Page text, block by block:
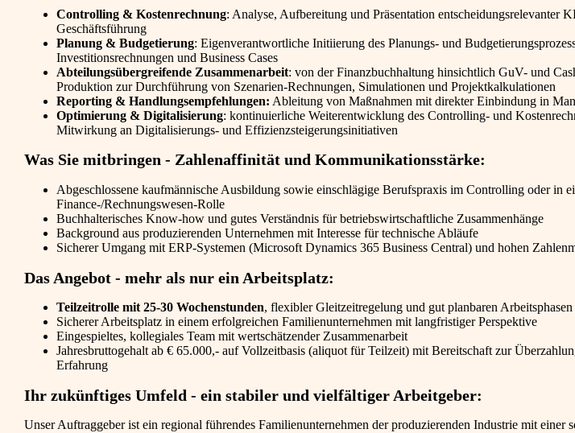
Controlling & Kostenrechnung: Analyse, Aufbereitung und Präsentation entscheidungsrelevanter
Geschäftsführung
Planung & Budgetierung: Eigenverantwortliche Initiierung des Planungs- und
Investitionsrechnungen und Business Cases
Abteilungsübergreifende Zusammenarbeit: von der Finanzbuchhaltung hinsichtlich GuV- und
Produktion zur Durchführung von Szenarien-Rechnungen, Simulationen und Projektkalkulationen
Reporting & Handlungsempfehlungen: Ableitung von Maßnahmen mit direkter Einbindung in
Optimierung & Digitalisierung: kontinuierliche Weiterentwicklung des Controlling- und
Mitwirkung an Digitalisierungs- und Effizienzsteigerungsinitiativen
Was Sie mitbringen - Zahlenaffinität und Kommunikationsstärke:
Abgeschlossene kaufmännische Ausbildung sowie einschlägige Berufspraxis im Controlling oder in
Finance-/Rechnungswesen-Rolle
Buchhalterisches Know-how und gutes Verständnis für betriebswirtschaftliche Zusammenhänge
Background aus produzierenden Unternehmen mit Interesse für technische Abläufe
Sicherer Umgang mit ERP-Systemen (Microsoft Dynamics 365 Business Central) und hohen
Das Angebot - mehr als nur ein Arbeitsplatz:
Teilzeitrolle mit 25-30 Wochenstunden, flexibler Gleitzeitregelung und gut planbaren Arbeitsphasen
Sicherer Arbeitsplatz in einem erfolgreichen Familienunternehmen mit langfristiger Perspektive
Eingespieltes, kollegiales Team mit wertschätzender Zusammenarbeit
Jahresbruttogehalt ab € 65.000,- auf Vollzeitbasis (aliquot für Teilzeit) mit Bereitschaft zur
Erfahrung
Ihr zukünftiges Umfeld - ein stabiler und vielfältiger Arbeitgeber:
Unser Auftraggeber ist ein regional führendes Familienunternehmen der produzierenden Industrie mit einer